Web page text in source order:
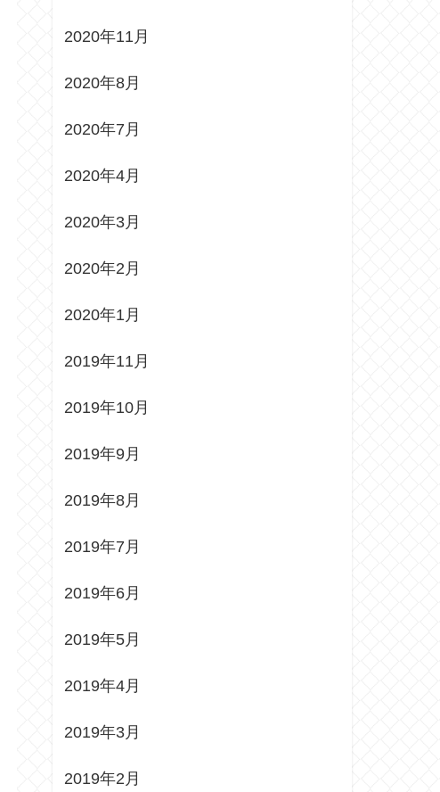
2020年11月
2020年8月
2020年7月
2020年4月
2020年3月
2020年2月
2020年1月
2019年11月
2019年10月
2019年9月
2019年8月
2019年7月
2019年6月
2019年5月
2019年4月
2019年3月
2019年2月